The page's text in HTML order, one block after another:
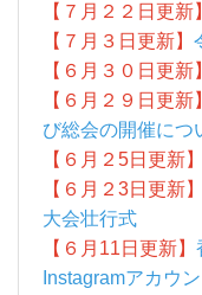
【７月２２日更新】
【７月３日更新】
【６月３０日更新】
【６月２９日更新】
び総会の開催につ
【６月２5日更新】
【６月２3日更新】
大会壮行式
【６月11日更新】
Instagramアカウ